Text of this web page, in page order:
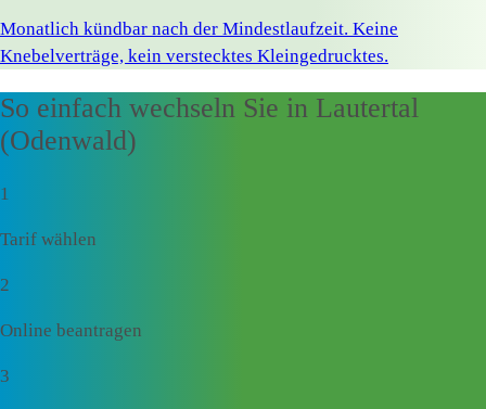
Monatlich kündbar nach der Mindestlaufzeit. Keine
Knebelverträge, kein verstecktes Kleingedrucktes.
So einfach wechseln Sie in Lautertal
(Odenwald)
1
Tarif wählen
2
Online beantragen
3